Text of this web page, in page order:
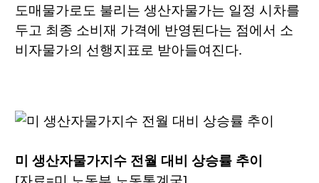
도매물가로도 불리는 생산자물가는 일정 시차를
두고 최종 소비재 가격에 반영된다는 점에서 소
비자물가의 선행지표로 받아들여진다.
미 생산자물가지수 전월 대비 상승률 추이